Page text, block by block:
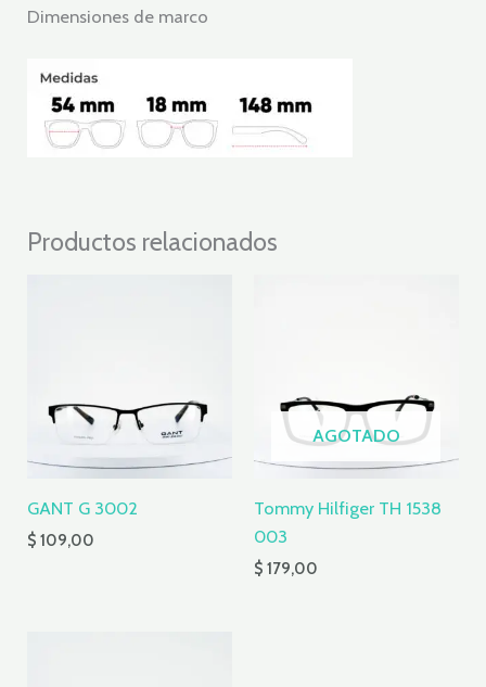
Dimensiones de marco
Productos relacionados
GANT G 3002
$ 109,00
AGOTADO
Tommy Hilfiger TH 1538
003
$ 179,00